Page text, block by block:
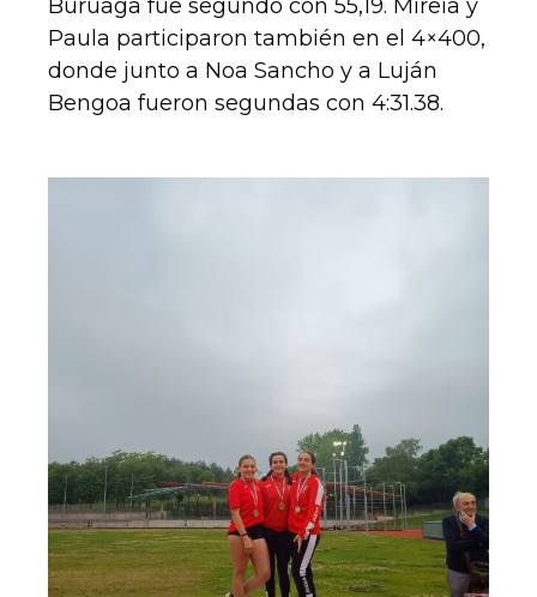
Buruaga fue segundo con 55,19. Mireia y
Paula participaron también en el 4×400,
donde junto a Noa Sancho y a Luján
Bengoa fueron segundas con 4:31.38.